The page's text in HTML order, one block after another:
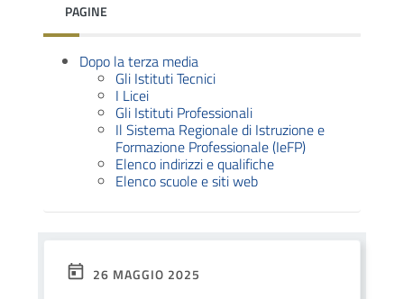
PAGINE
Dopo la terza media
Gli Istituti Tecnici
I Licei
Gli Istituti Professionali
Il Sistema Regionale di Istruzione e
Formazione Professionale (IeFP)
Elenco indirizzi e qualifiche
Elenco scuole e siti web
26 MAGGIO 2025